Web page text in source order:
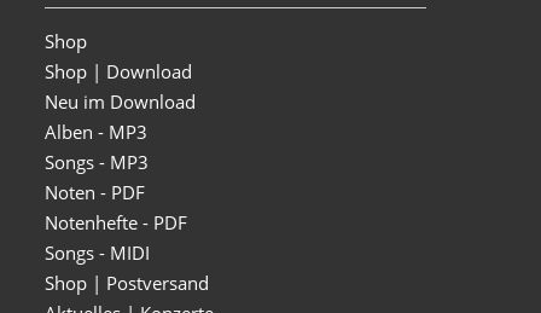
Shop
Shop | Download
Neu im Download
Alben - MP3
Songs - MP3
Noten - PDF
Notenhefte - PDF
Songs - MIDI
Shop | Postversand